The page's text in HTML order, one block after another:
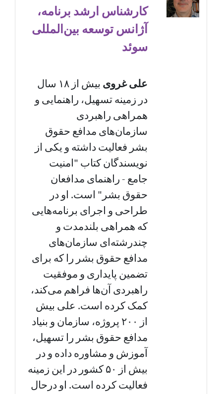
کارشناس ارشد برنامه،
آژانس توسعه بین‌المللی
سوئد
علی غروی
بیش از ۱۸ سال
در زمینه تسهیل، راهنمایی و
همراهی راهبردی
سازمان‌های مدافع حقوق
بشر فعالیت داشته و یکی از
نویسندگان کتاب "امنیت
جامع - راهنمای مدافعان
حقوق بشر" است. او در
طراحی و اجرای برنامه‌هایی
که همراهی بلندمدت و
چندرشته‌ای سازمان‌های
مدافع حقوق بشر را که برای
تضمین پایداری و موفقیت
راهبردی آن‌ها فراهم می‌کند،
کمک کرده است. علی بیش
از ۲۰۰ پروژه، سازمان و بنیاد
مدافع حقوق بشر را تسهیل،
آموزش و مشاوره داده و در
بیش از ۵۰ کشور در این زمینه
فعالیت کرده است. او درحال